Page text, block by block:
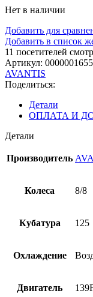
Нет в наличии
Добавить для
Добавить в список
11 посетителей
Артикул:
AVANTIS
Поделиться:
Детали
ОПЛАТА И
Детали
Производитель
Колеса 8/8
Кубатура 125
Охлаждение
Двигатель